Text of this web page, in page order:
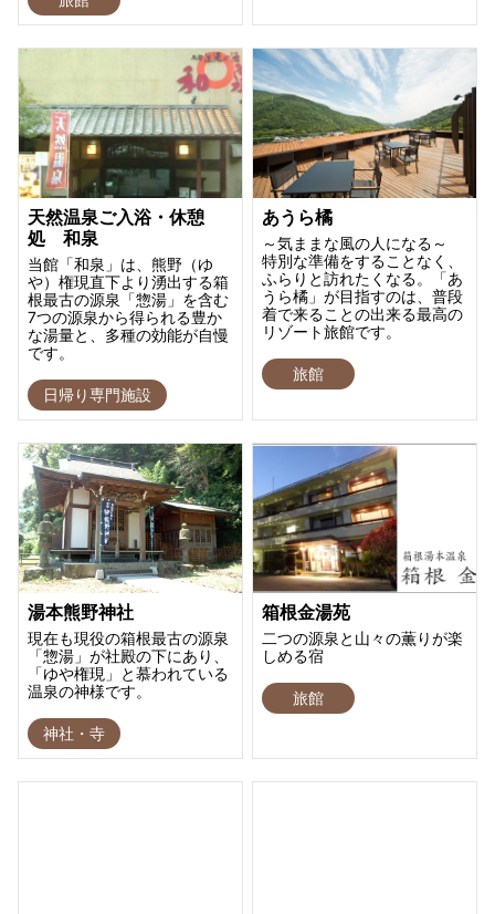
天然温泉ご入浴・休憩
処 和泉
当館「和泉」は、熊野（ゆ
や）権現直下より湧出する箱
根最古の源泉「惣湯」を含む
7つの源泉から得られる豊か
な湯量と、多種の効能が自慢
です。
日帰り専門施設
あうら橘
～気ままな風の人になる～
特別な準備をすることなく、
ふらりと訪れたくなる。「あ
うら橘」が目指すのは、普段
着で来ることの出来る最高の
リゾート旅館です。
旅館
湯本熊野神社
現在も現役の箱根最古の源泉
「惣湯」が社殿の下にあり、
「ゆや権現」と慕われている
温泉の神様です。
神社・寺
箱根金湯苑
二つの源泉と山々の薫りが楽
しめる宿
旅館